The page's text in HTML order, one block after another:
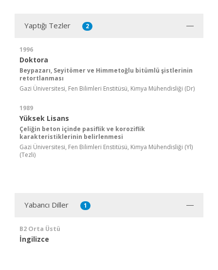
Yaptığı Tezler 2
1996
Doktora
Beypazarı, Seyitömer ve Himmetoğlu bitümlü şistlerinin
retortlanması
Gazi Üniversitesi, Fen Bilimleri Enstitüsü, Kimya Mühendisliği (Dr)
1989
Yüksek Lisans
Çeliğin beton içinde pasiflik ve koroziflik
karakteristiklerinin belirlenmesi
Gazi Üniversitesi, Fen Bilimleri Enstitüsü, Kimya Mühendisliği (Yl)
(Tezli)
Yabancı Diller 1
B2 Orta Üstü
İngilizce